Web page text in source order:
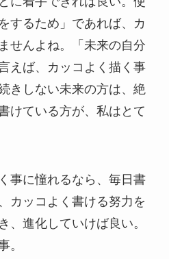
するため」であれば、カ
せんよね。「未来の自分
えば、カッコよく描く事
きしない未来の方は、絶
けている方が、私はとて
事に憧れるなら、毎日書
カッコよく書ける努力を
、進化していけば良い。
。